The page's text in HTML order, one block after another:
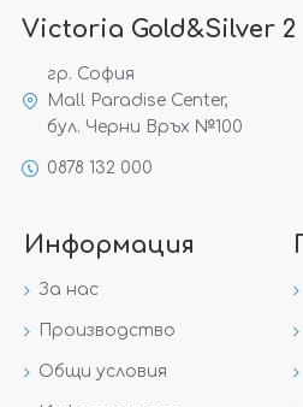
Victoria Gold&Silver 2
гр. София
Mall Paradise Center,
бул. Черни Връх №100
0878 132 000
Информация
За нас
Производство
Общи условия